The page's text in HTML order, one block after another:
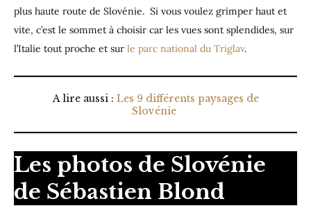
plus haute route de Slovénie. Si vous voulez grimper haut et
vite, c’est le sommet à choisir car les vues sont splendides, sur
l’Italie tout proche et sur le parc national du Triglav.
A lire aussi : Les 9 différents paysages de
Slovénie
Les photos de Slovénie
de Sébastien Blond